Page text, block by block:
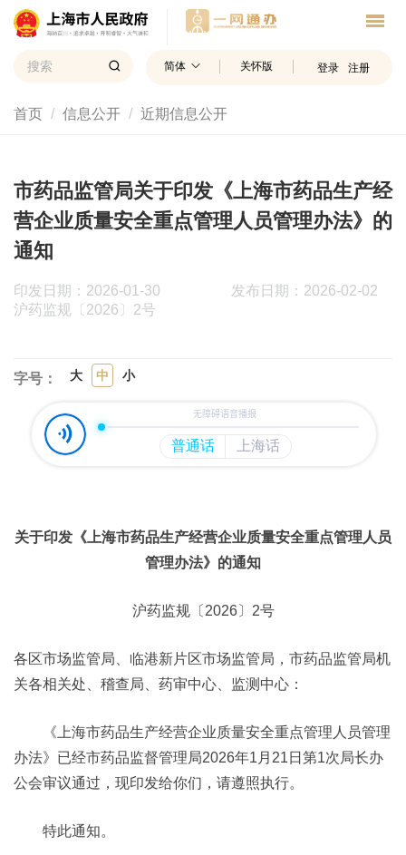
简体 关怀版 登录 注册
首页 信息公开 近期信息公开
市药品监管局关于印发《上海市药品生产经
营企业质量安全重点管理人员管理办法》的
通知
印发日期：2026-01-30
发布日期：2026-02-02
沪药监规〔2026〕2号
字号： 大 中 小
关于印发《上海市药品生产经营企业质量安全重点管理人员
管理办法》的通知
沪药监规〔2026〕2号
各区市场监管局、临港新片区市场监管局，市药品监管局机
关各相关处、稽查局、药审中心、监测中心：
《上海市药品生产经营企业质量安全重点管理人员管理
办法》已经市药品监督管理局2026年1月21日第1次局长办
公会审议通过，现印发给你们，请遵照执行。
特此通知。